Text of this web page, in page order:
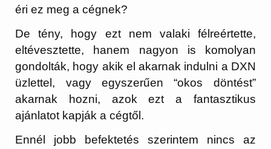
éri ez meg a cégnek?
De tény, hogy ezt nem valaki félreértette,
eltévesztette, hanem nagyon is komolyan
gondolták, hogy akik el akarnak indulni a DXN
üzlettel, vagy egyszerűen “okos döntést”
akarnak hozni, azok ezt a fantasztikus
ajánlatot kapják a cégtől.
Ennél jobb befektetés szerintem nincs az